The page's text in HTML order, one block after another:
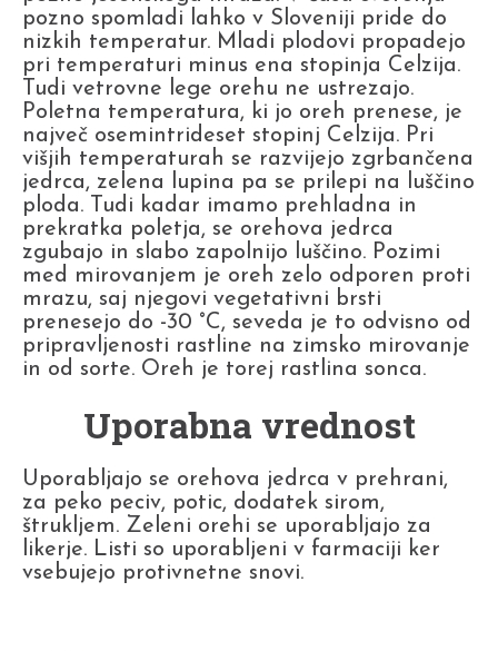
pozno spomladi lahko v Sloveniji pride do
nizkih temperatur. Mladi plodovi propadejo
pri temperaturi minus ena stopinja Celzija.
Tudi vetrovne lege orehu ne ustrezajo.
Poletna temperatura, ki jo oreh prenese, je
največ osemintrideset stopinj Celzija. Pri
višjih temperaturah se razvijejo zgrbančena
jedrca, zelena lupina pa se prilepi na luščino
ploda. Tudi kadar imamo prehladna in
prekratka poletja, se orehova jedrca
zgubajo in slabo zapolnijo luščino. Pozimi
med mirovanjem je oreh zelo odporen proti
mrazu, saj njegovi vegetativni brsti
prenesejo do -30 °C, seveda je to odvisno od
pripravljenosti rastline na zimsko mirovanje
in od sorte. Oreh je torej rastlina sonca.
Uporabna vrednost
Uporabljajo se orehova jedrca v prehrani,
za peko peciv, potic, dodatek sirom,
štrukljem. Zeleni orehi se uporabljajo za
likerje. Listi so uporabljeni v farmaciji ker
vsebujejo protivnetne snovi.